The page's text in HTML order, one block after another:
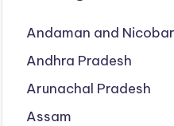
Andaman and
Andhra Pradesh
Arunachal Pradesh
Assam